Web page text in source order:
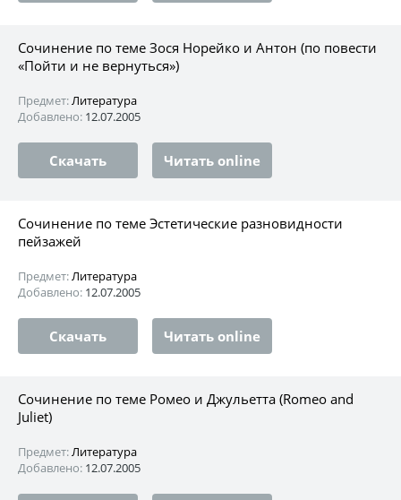
Сочинение по теме Зося Норейко и Антон (по повести
«Пойти и не вернуться»)
Предмет:Литература
Добавлено: 12.07.2005
Скачать Читать online
Сочинение по теме Эстетические разновидности
пейзажей
Предмет:Литература
Добавлено: 12.07.2005
Скачать Читать online
Сочинение по теме Ромео и Джульетта (Romeo and
Juliet)
Предмет:Литература
Добавлено: 12.07.2005